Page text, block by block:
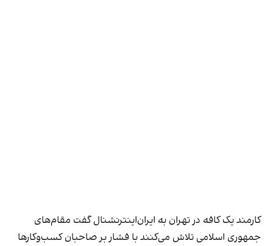
کارمند یک کافه در تهران به ایران‌اینترنشنال گفت مقام‌های
جمهوری اسلامی تلاش می‌کنند با فشار بر صاحبان کسب‌وکارها